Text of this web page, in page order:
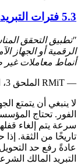
5.3 فترات التبريد وحدود المعاملات للأجهزة الجديدة
"تطبيق التحقق
الرقمية أو الجهاز
أنماط معاملات غير
— RMiT الملحق 3، الفقرة 3 (هـ)
لا ينبغي أن يتمتع
الفور. تحتاج
سرعة يتم إلغاء
تاريخًا من الثقة.
عادةً رفع حد
التبريد المالك